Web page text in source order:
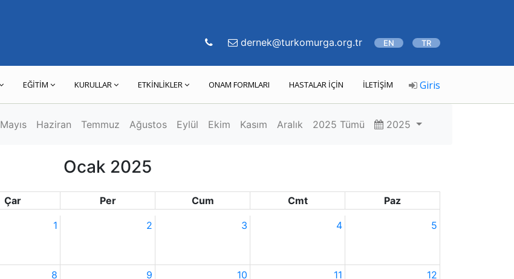
dernek@turkomurga.org.tr EN TR
Giris
EĞİTİM KURULLAR ETKİNLİKLER ONAM FORMLARI HASTALAR İÇİN İLETİŞİM
Mayıs Haziran Temmuz Ağustos Eylül Ekim Kasım Aralık 2025 Tümü 2025
Ocak 2025
Çar Per Cum Cmt Paz
1 2 3 4 5
8 9 10 11 12